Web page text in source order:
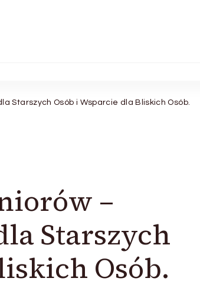
Starszych Osób i Wsparcie dla Bliskich Osób.
–
Starszych
Osób.